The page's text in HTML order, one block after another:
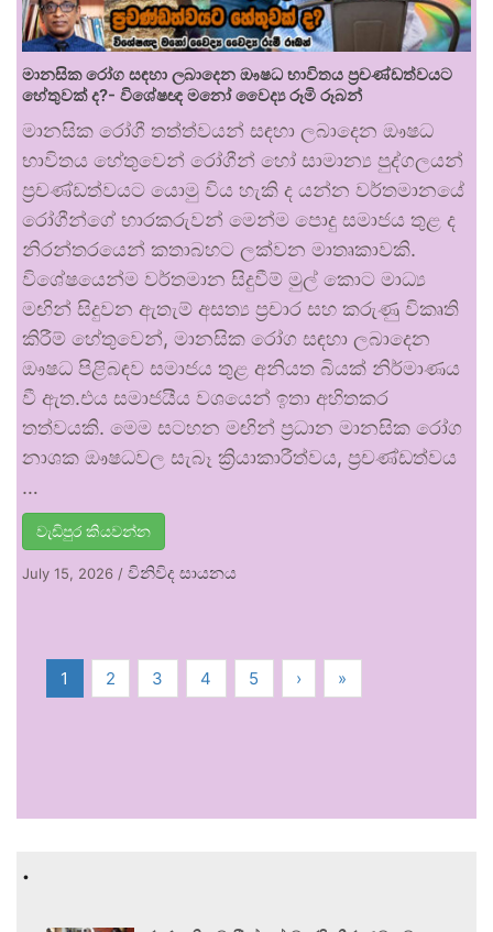
මානසික රෝග සඳහා ලබාදෙන ඖෂධ භාවිතය ප්‍රචණ්ඩත්වයට
හේතුවක් ද?- විශේෂඥ මනෝ වෛද්‍ය රූමි රූබන්
මානසික රෝගී තත්ත්වයන් සඳහා ලබාදෙන ඖෂධ
භාවිතය හේතුවෙන් රෝගීන් හෝ සාමාන්‍ය පුද්ගලයන්
ප්‍රචණ්ඩත්වයට යොමු විය හැකි ද යන්න වර්තමානයේ
රෝගීන්ගේ භාරකරුවන් මෙන්ම පොදු සමාජය තුළ ද
නිරන්තරයෙන් කතාබහට ලක්වන මාතෘකාවකි.
විශේෂයෙන්ම වර්තමාන සිදුවීම් මුල් කොට මාධ්‍ය
මඟින් සිදුවන ඇතැම් අසත්‍ය ප්‍රචාර සහ කරුණු විකෘති
කිරීම් හේතුවෙන්, මානසික රෝග සඳහා ලබාදෙන
ඖෂධ පිළිබඳව සමාජය තුළ අනියත බියක් නිර්මාණය
වී ඇත.එය සමාජයීය වශයෙන් ඉතා අහිතකර
තත්වයකි. මෙම සටහන මඟින් ප්‍රධාන මානසික රෝග
නාශක ඖෂධවල සැබෑ ක්‍රියාකාරීත්වය, ප්‍රචණ්ඩත්වය
…
වැඩිපුර කියවන්න
July 15, 2026 / විනිවිද සායනය
1 2 3 4 5 › »
.